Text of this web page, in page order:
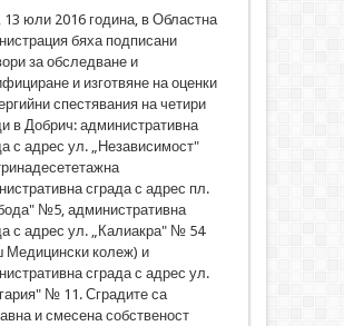
13 юли 2016 година, в Областна
бяха подписани
за обследване и
и изготвяне на оценки
спестявания на четири
в Добрич: административна
с адрес ул. „Независимост"
сграда с адрес пл.
№5, административна
с адрес ул. „Калиакра" № 54
Медицински колеж) и
сграда с адрес ул.
№ 11. Сградите са
и смесена собственост